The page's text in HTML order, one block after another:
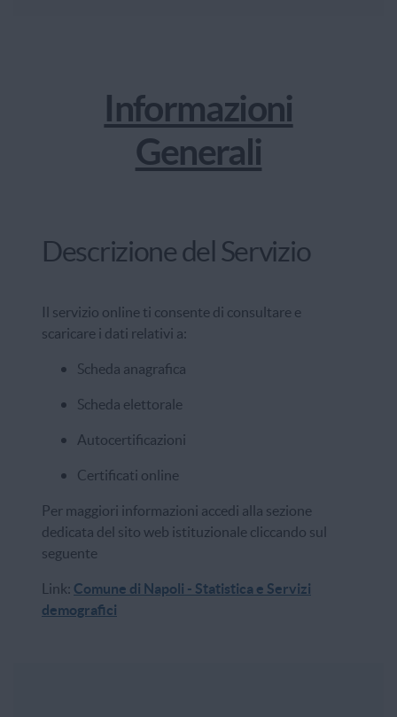
Informazioni
Generali
Descrizione del Servizio
Il servizio online ti consente di consultare e
scaricare i dati relativi a:
Scheda anagrafica
Scheda elettorale
Autocertificazioni
Certificati online
Per maggiori informazioni accedi alla sezione
dedicata del sito web istituzionale cliccando sul
seguente
Link: Comune di Napoli - Statistica e Servizi
demografici